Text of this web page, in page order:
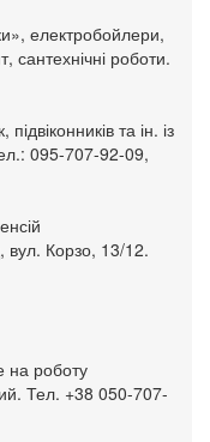
електробойлери,
сантехнічні роботи.
та ін. із
095-707-92-09,
вул. Корзо, 13/12.
на роботу
Тел. +38 050-707-